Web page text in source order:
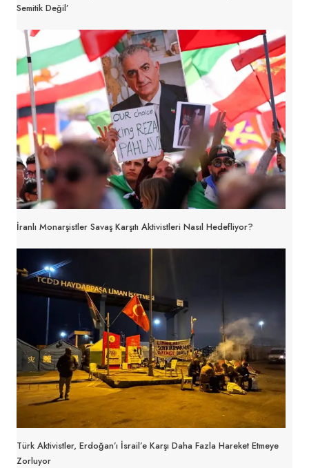
Semitik Değil’
İranlı Monarşistler Savaş Karşıtı Aktivistleri Nasıl Hedefliyor?
Türk Aktivistler, Erdoğan’ı İsrail’e Karşı Daha Fazla Hareket Etmeye
Zorluyor